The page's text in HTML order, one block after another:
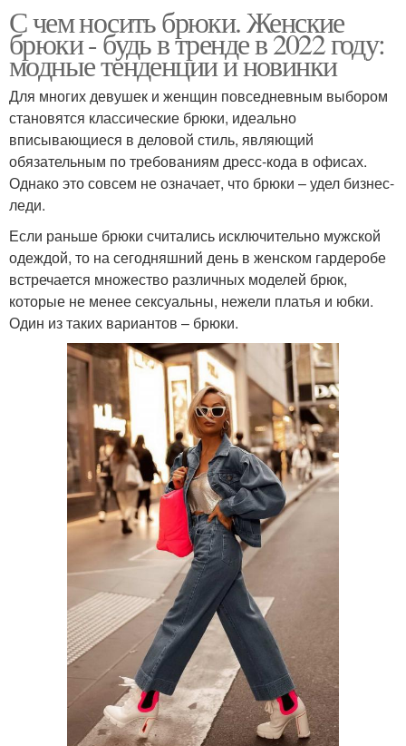
С чем носить брюки. Женские
брюки - будь в тренде в 2022 году:
модные тенденции и новинки
Для многих девушек и женщин повседневным выбором
становятся классические брюки, идеально
вписывающиеся в деловой стиль, являющий
обязательным по требованиям дресс-кода в офисах.
Однако это совсем не означает, что брюки – удел бизнес-
леди.
Если раньше брюки считались исключительно мужской
одеждой, то на сегодняшний день в женском гардеробе
встречается множество различных моделей брюк,
которые не менее сексуальны, нежели платья и юбки.
Один из таких вариантов – брюки.